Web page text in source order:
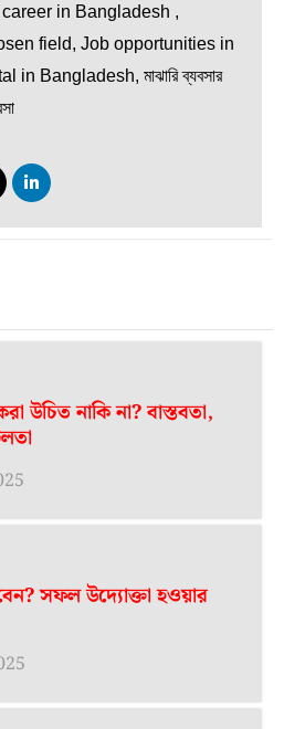
in Bangladesh ,
field, Job opportunities in
Bangladesh, মাঝারি ব্যবসার
উচিত নাকি না? বাস্তবতা,
সফল উদ্যোক্তা হওয়ার